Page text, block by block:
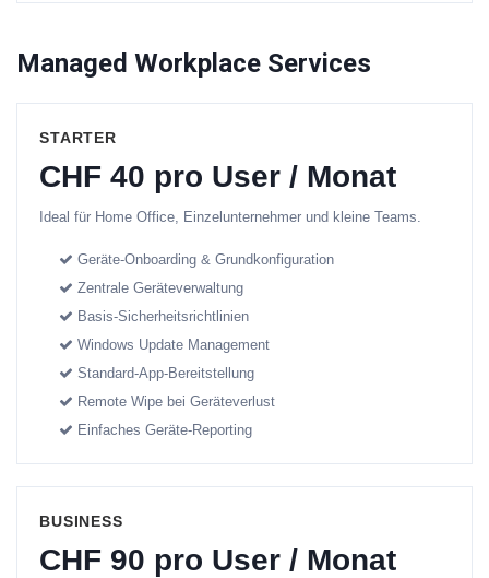
Managed Workplace Services
STARTER
CHF 40 pro User / Monat
Ideal für Home Office, Einzelunternehmer und kleine Teams.
Geräte-Onboarding & Grundkonfiguration
Zentrale Geräteverwaltung
Basis-Sicherheitsrichtlinien
Windows Update Management
Standard-App-Bereitstellung
Remote Wipe bei Geräteverlust
Einfaches Geräte-Reporting
BUSINESS
CHF 90 pro User / Monat